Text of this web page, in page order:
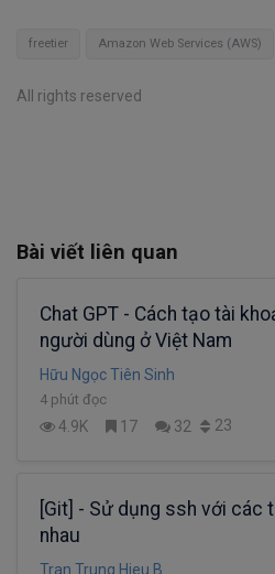
freetier Amazon Web Services (AWS)
All rights reserved
Bài viết liên quan
Chat GPT - Cách tạo tài
người dùng ở Việt Nam
Hữu Ngọc Tiên Sinh
4 phút đọc
4.9K 17 32 23
[Git] - Sử dụng ssh với các
nhau
Tran Trung Hieu B